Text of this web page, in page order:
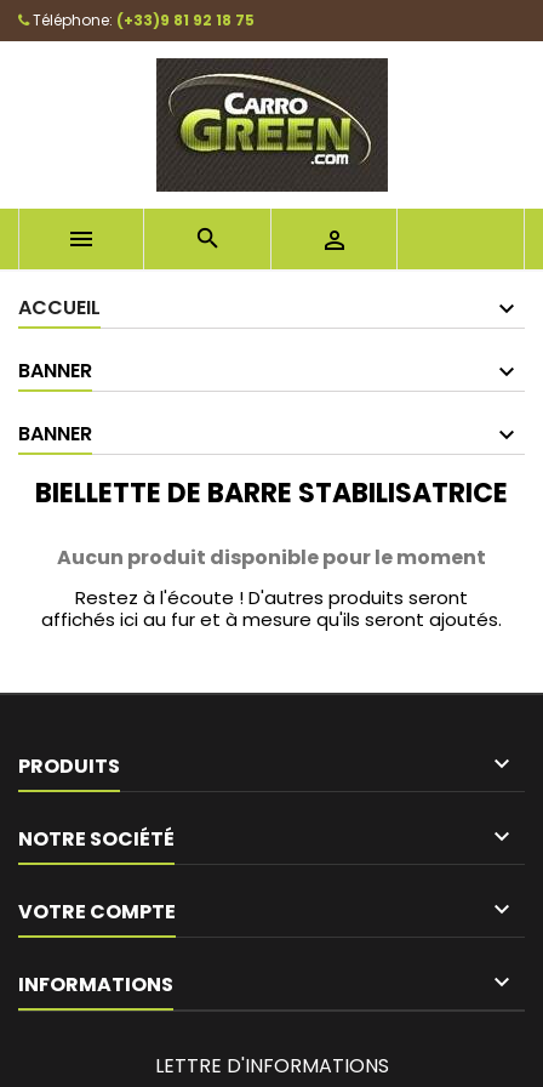
Téléphone: (+33)9 81 92 18 75
  
ACCUEIL
BANNER
BANNER
BIELLETTE DE BARRE STABILISATRICE
Aucun produit disponible pour le moment
Restez à l'écoute ! D'autres produits seront
affichés ici au fur et à mesure qu'ils seront ajoutés.
PRODUITS 
NOTRE SOCIÉTÉ 
VOTRE COMPTE 
INFORMATIONS keyboard_arrow_down
LETTRE D'INFORMATIONS